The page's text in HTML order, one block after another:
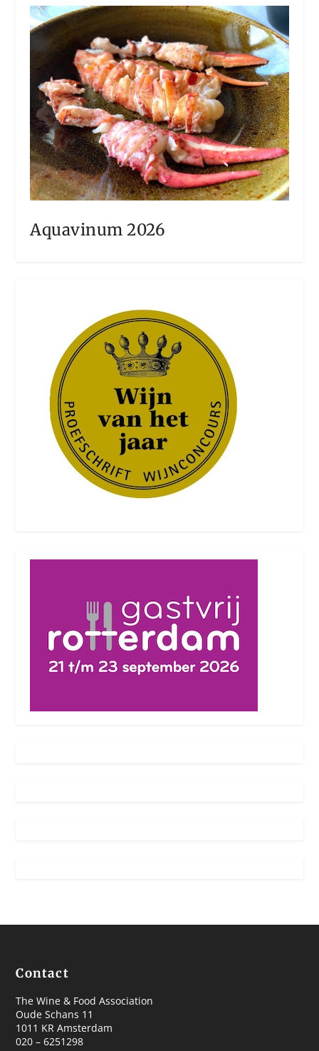
Aquavinum 2026
Contact
The Wine & Food Association
Oude Schans 11
1011 KR Amsterdam
020 – 6251298